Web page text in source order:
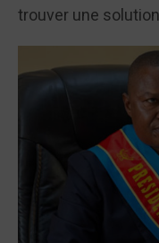
trouver une